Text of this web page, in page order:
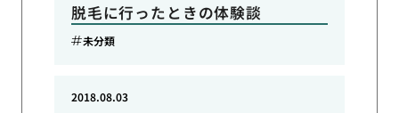
脱毛に行ったときの体験談
未分類
2018.08.03